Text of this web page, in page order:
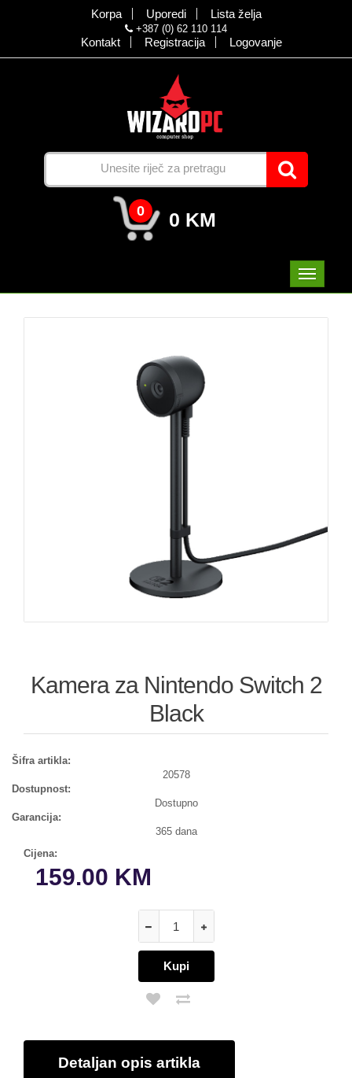
Korpa Uporedi Lista želja
+387 (0) 62 110 114
Kontakt Registracija Logovanje
0 0 KM
Kamera za Nintendo Switch 2
Black
Šifra artikla:
20578
Dostupnost:
Dostupno
Garancija:
365 dana
Cijena:
159.00 KM
Detaljan opis artikla